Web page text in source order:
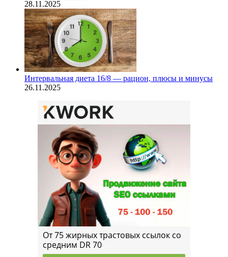
28.11.2025
Интервальная диета 16/8 — рацион, плюсы и минусы
26.11.2025